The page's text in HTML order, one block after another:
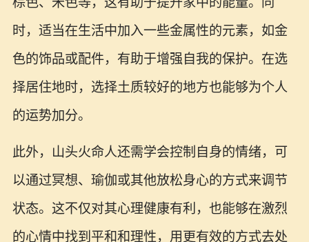
时，适当在生活中加入一些金属性的元素，如金
色的饰品或配件，有助于增强自我的保护。在选
择居住地时，选择土质较好的地方也能够为个人
的运势加分。
此外，山头火命人还需学会控制自身的情绪，可
以通过冥想、瑜伽或其他放松身心的方式来调节
状态。这不仅对其心理健康有利，也能够在激烈
的心情中找到平和和理性，用更有效的方式去处